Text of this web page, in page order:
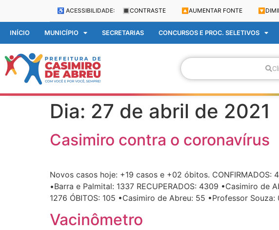
♿ ACESSIBILIDADE: 🔳 CONTRASTE 🔼 AUMENTAR FONTE 🔽
INÍCIO MUNICÍPIO SECRETARIAS CONCURSOS E PROC. SELETIVOS
Dia: 27 de abril de 2021
Casimiro contra o coronavírus
Novos casos hoje: +19 casos e +02 óbitos.
•Barra e Palmital: 1337 RECUPERADOS: 4309 •Casimiro
1276 ÓBITOS: 105 •Casimiro de Abreu: 55 •Professor
Vacinômetro